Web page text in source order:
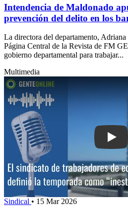
Intendencia de Maldonado
prevención del delito en los
La directora del departamento,
Página Central de la Revista de FM
gobierno departamental para trabajar...
Multimedia
Play:
Sindical • 15 Mar 2026